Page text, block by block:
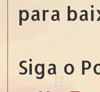
para
Siga o